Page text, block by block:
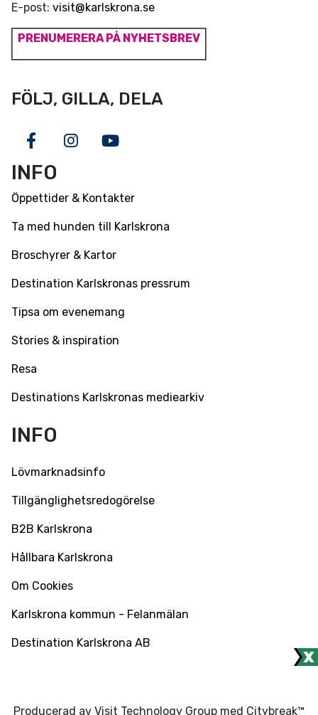
E-post: visit@karlskrona.se
PRENUMERERA PÅ NYHETSBREV
FÖLJ, GILLA, DELA
FacebookInstagram
Youtube
INFO
Öppettider & Kontakter
Ta med hunden till Karlskrona
Broschyrer & Kartor
Destination Karlskronas pressrum
Tipsa om evenemang
Stories & inspiration
Resa
Destinations Karlskronas mediearkiv
INFO
Lövmarknadsinfo
Tillgänglighetsredogörelse
B2B Karlskrona
Hållbara Karlskrona
Om Cookies
Karlskrona kommun - Felanmälan
Destination Karlskrona AB
Producerad av Visit Technology Group med Citybreak™